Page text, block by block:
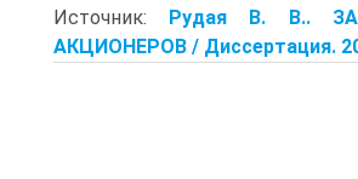
Источник: Рудая В. В..
АКЦИОНЕРОВ / Диссертация.